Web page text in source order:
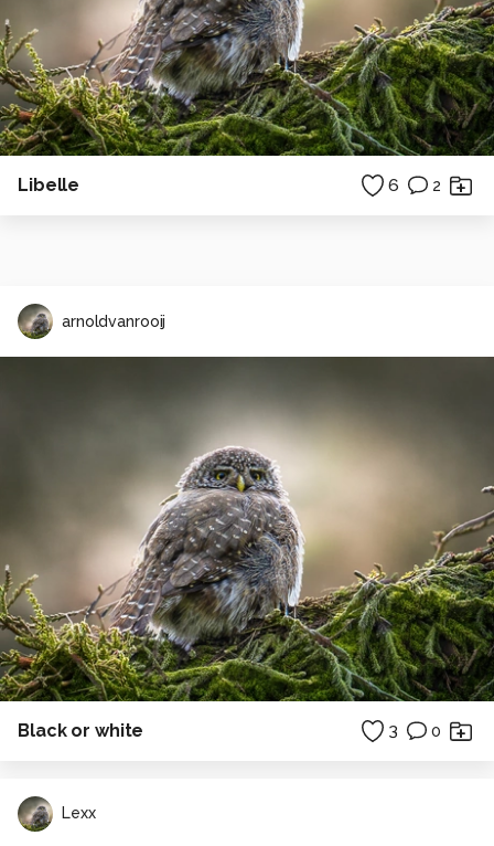
Libelle 6 2
arnoldvanrooij
Black or white 3 0
Lexx